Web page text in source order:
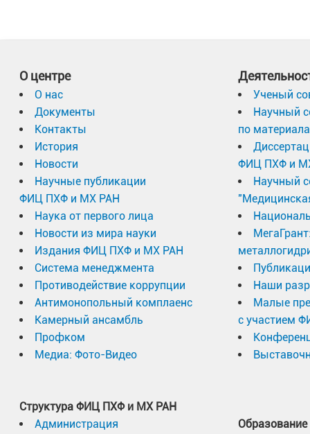
О центре
О нас
Документы
Контакты
История
Новости
Научные публикации
ФИЦ ПХФ и МХ РАН
Наука от первого лица
Новости из мира науки
Издания ФИЦ ПХФ и МХ РАН
Система менеджмента
Противодействие коррупции
Антимонопольный комплаенс
Камерный ансамбль
Профком
Медиа: Фото-Видео
Структура ФИЦ ПХФ и МХ РАН
Администрация
Ученый
Научный
по
ФИЦ ПХФ и
Научный
Наши
Малые
с участием
Образование